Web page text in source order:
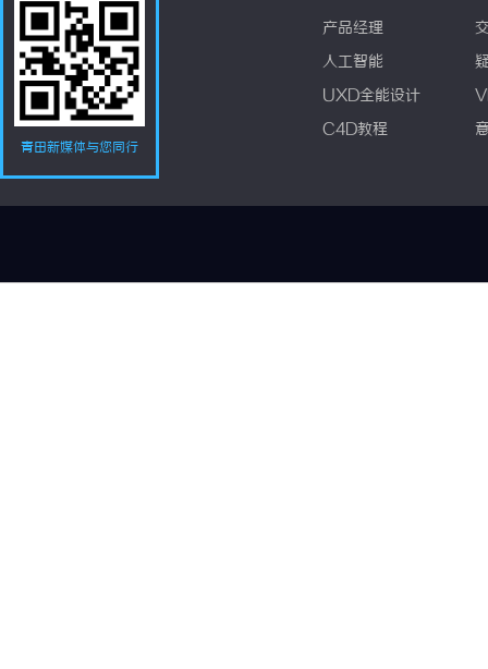
青田新媒体与您同行
产品经理
人工智能
UXD全能设计
C4D教程